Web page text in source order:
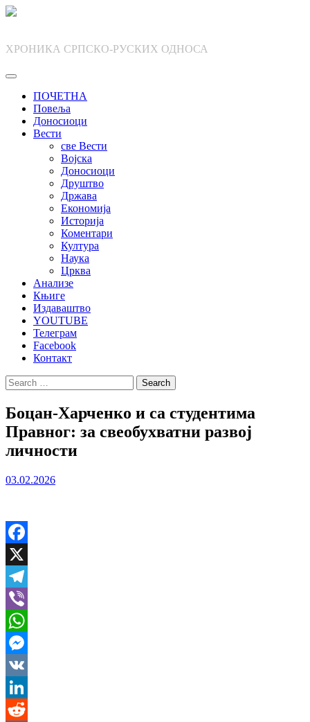
Skip
ХРОНИКА СРПСКО-РУСКИХ ОДНОСА
ПОЧЕТНА
Повеља
Доносиоци
Вести
све Вести
Војска
Доносиоци
Друштво
Држава
Економија
Историја
Коментари
Култура
Наука
Црква
Анализе
Књиге
Издаваштво
YOUTUBE
Телеграм
Facebook
Контакт
Search
for:
Боцан-Харченко и са студентима
Правног: за свеобухватни развој
личности
03.02.2026
Facebook
X
Telegram
Viber
WhatsApp
Messenger
VK
LinkedIn